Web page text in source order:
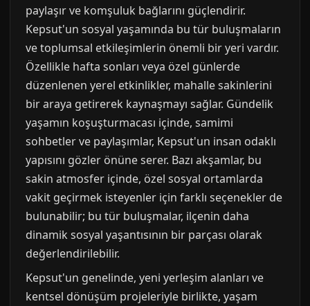
paylaşır ve komşuluk bağlarını güçlendirir.
Kepsut'un sosyal yaşamında bu tür buluşmaların
ve toplumsal etkileşimlerin önemli bir yeri vardır.
Özellikle hafta sonları veya özel günlerde
düzenlenen yerel etkinlikler, mahalle sakinlerini
bir araya getirerek kaynaşmayı sağlar. Gündelik
yaşamın koşuşturmacası içinde, samimi
sohbetler ve paylaşımlar, Kepsut'un insan odaklı
yapısını gözler önüne serer. Bazı akşamlar, bu
sakin atmosfer içinde, özel sosyal ortamlarda
vakit geçirmek isteyenler için farklı seçenekler de
bulunabilir; bu tür buluşmalar, ilçenin daha
dinamik sosyal yaşantısının bir parçası olarak
değerlendirilebilir.
Kepsut'un genelinde, yeni yerleşim alanları ve
kentsel dönüşüm projeleriyle birlikte, yaşam